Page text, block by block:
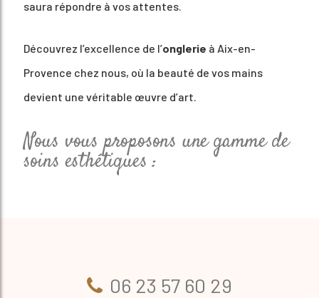
saura répondre à vos attentes.
Découvrez l’excellence de l’onglerie à Aix-en-
Provence chez nous, où la beauté de vos mains
devient une véritable œuvre d’art.
Nous vous proposons une gamme de
soins esthétiques :
06 23 57 60 29